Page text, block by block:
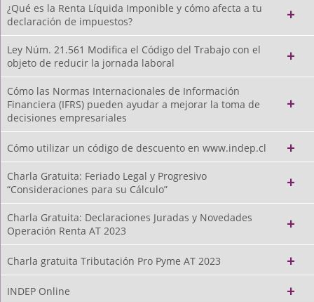
¿Qué es la Renta Líquida Imponible y cómo afecta a tu
declaración de impuestos?
Ley Núm. 21.561 Modifica el Código del Trabajo con el
objeto de reducir la jornada laboral
Cómo las Normas Internacionales de Información
Financiera (IFRS) pueden ayudar a mejorar la toma de
decisiones empresariales
Cómo utilizar un código de descuento en www.indep.cl
Charla Gratuita: Feriado Legal y Progresivo
“Consideraciones para su Cálculo”
Charla Gratuita: Declaraciones Juradas y Novedades
Operación Renta AT 2023
Charla gratuita Tributación Pro Pyme AT 2023
INDEP Online